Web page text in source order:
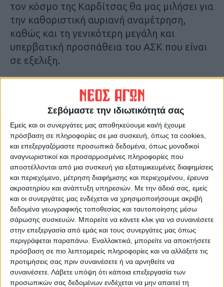
Σεβόμαστε την ιδιωτικότητά σας
Εμείς και οι συνεργάτες μας αποθηκεύουμε και/ή έχουμε
πρόσβαση σε πληροφορίες σε μια συσκευή, όπως τα cookies,
και επεξεργαζόμαστε προσωπικά δεδομένα, όπως μοναδικοί
αναγνωριστικοί και προσαρμοσμένες πληροφορίες που
αποστέλλονται από μια συσκευή για εξατομικευμένες διαφημίσεις
και περιεχόμενο, μέτρηση διαφήμισης και περιεχομένου, έρευνα
ακροατηρίου και ανάπτυξη υπηρεσιών. Με την άδειά σας, εμείς
και οι συνεργάτες μας ενδέχεται να χρησιμοποιήσουμε ακριβή
δεδομένα γεωγραφικής τοποθεσίας και ταυτοποίησης μέσω
σάρωσης συσκευών. Μπορείτε να κάνετε κλικ για να συναινέσετε
στην επεξεργασία από εμάς και τους συνεργάτες μας όπως
περιγράφεται παραπάνω. Εναλλακτικά, μπορείτε να αποκτήσετε
πρόσβαση σε πιο λεπτομερείς πληροφορίες και να αλλάξετε τις
προτιμήσεις σας πριν συναινέσετε ή να αρνηθείτε να
συναινέσετε. Λάβετε υπόψη ότι κάποια επεξεργασία των
προσωπικών σας δεδομένων ενδέχεται να μην απαιτεί τη
τον κόσμο της Καρδίτσας θα μας μιλήσει για
την καθοριστική αυριανή αναμέτρηση,
καθώς και τη γενικότερη μεγάλη και
υπερβατική προσπάθεια του ΑΣΚ που είναι
σε εξελιξη.
Η εκπομπή θα ξεκινήσει στις 10 το πρωί και
μπορείτε να την ακούστε και ιντερνετικά
Τελευταίες Ειδήσεις Σήμερα
Ακολούθησε την εφημερίδα ΝΕΟΣ
ΑΓΩΝ στο Google News!
Όλες οι εξελίξεις στην περιοχή της
Καρδίτσας και ευρύτερα της Θεσσαλίας
ΠΡΟΗΓΟΥΜΕΝΟ ΑΡΘΡΟ
Με Αντιγόνη και Αλέξανδρο
επικεφαλής η Ελλάδα στο
Βαλκανικό πρωτάθλημα
ΕΠΟΜΕΝΟ ΑΡΘΡΟ
Κάλεσμα του Γιάννη
Μπουρούση για τον «τελικό»
του ΑΣΚ!